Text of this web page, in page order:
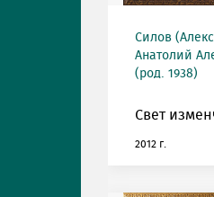
Силов
Анатолий
(род. 1938)
Свет
2012 г.